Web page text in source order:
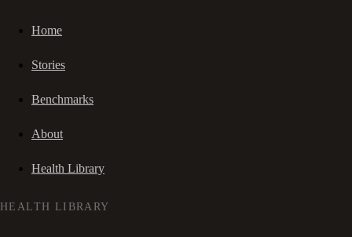
Home
Stories
Benchmarks
About
Health Library
HEALTH LIBRARY